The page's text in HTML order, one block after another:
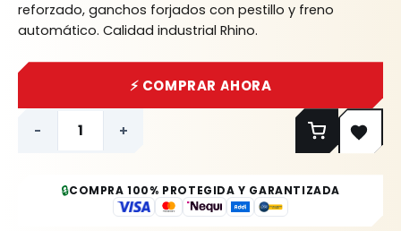
reforzado, ganchos forjados con pestillo y freno
automático. Calidad industrial Rhino.
- +
⚡ COMPRAR AHORA
🔒COMPRA 100% PROTEGIDA Y GARANTIZADA